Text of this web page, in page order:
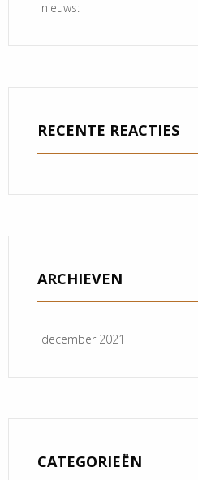
nieuws:
RECENTE REACTIES
ARCHIEVEN
december 2021
CATEGORIEËN